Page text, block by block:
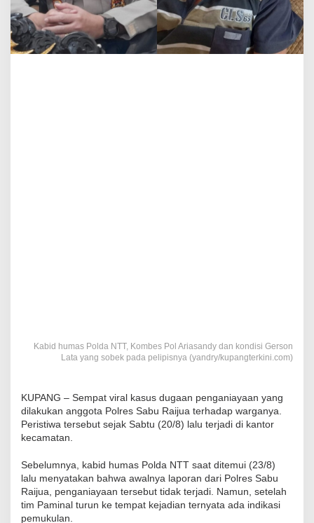
Kabid humas Polda NTT, Kombes Pol Ariasandy dan kondisi Gerson
Lata yang sobek pada pelipisnya (yandry/kupangterkini.com)
KUPANG – Sempat viral kasus dugaan penganiayaan yang
dilakukan anggota Polres Sabu Raijua terhadap warganya.
Peristiwa tersebut sejak Sabtu (20/8) lalu terjadi di kantor
kecamatan.
Sebelumnya, kabid humas Polda NTT saat ditemui (23/8)
lalu menyatakan bahwa awalnya laporan dari Polres Sabu
Raijua, penganiayaan tersebut tidak terjadi. Namun, setelah
tim Paminal turun ke tempat kejadian ternyata ada indikasi
pemukulan.